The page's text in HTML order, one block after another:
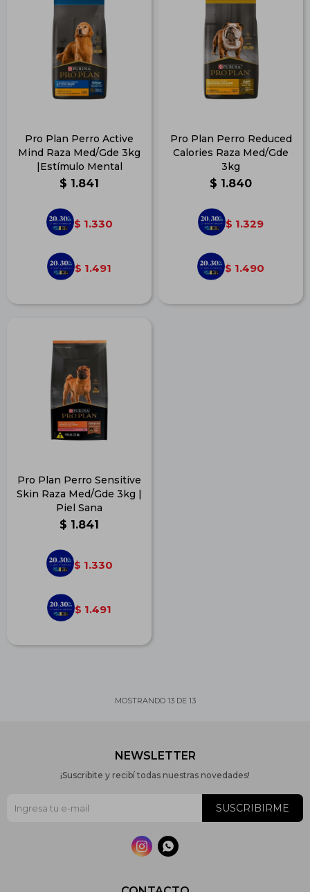
Pro Plan Perro Active
Mind Raza Med/Gde 3kg
|Estímulo Mental
$ 1.841
$ 1.330
$ 1.491
Pro Plan Perro Reduced
Calories Raza Med/Gde
3kg
$ 1.840
$ 1.329
$ 1.490
Pro Plan Perro Sensitive
Skin Raza Med/Gde 3kg |
Piel Sana
$ 1.841
$ 1.330
$ 1.491
MOSTRANDO 13DE 13
NEWSLETTER
¡Suscribite y recibí todas nuestras novedades!
SUSCRIBIRME
 